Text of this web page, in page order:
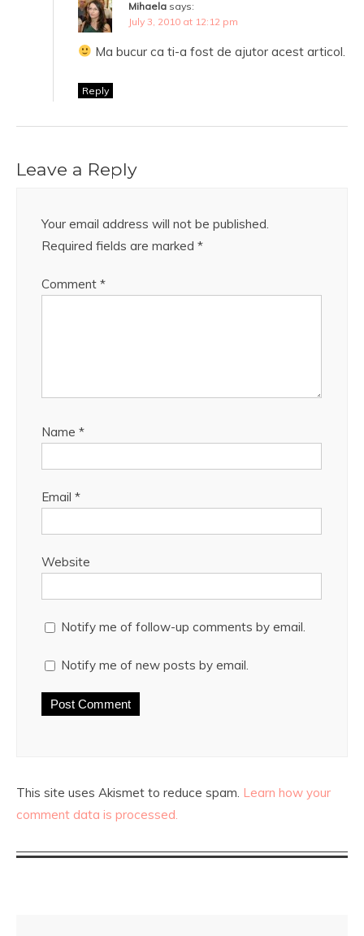
Mihaela says:
July 3, 2010 at 12:12 pm
Ma bucur ca ti-a fost de ajutor acest articol.
Reply
Leave a Reply
Your email address will not be published.
Required fields are marked *
Comment *
Name *
Email *
Website
Notify me of follow-up comments by email.
Notify me of new posts by email.
This site uses Akismet to reduce spam. Learn how your
comment data is processed.